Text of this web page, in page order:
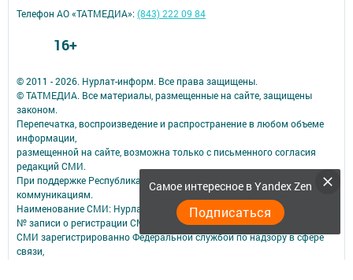
Самое интересное в Yandex Zen
Подписаться
© 2011 - 2026. Нурлат-⁠информ. Все права защищены.
© ТАТМЕДИА. Все материалы, размещенные на сайте, защищены
законом.
Перепечатка, воспроизведение и распространение в любом объеме
информации,
размещенной на сайте, возможна только с письменного согласия
редакций СМИ.
При поддержке Республиканского агентства по печати и массовым
коммуникациям.
Наименование СМИ: Нурлат-⁠информ
№ записи о регистрации СМИ, дата: ЭЛ № ФС 77 -⁠ 73782 от 05.10.2018
СМИ зарегистрированно Федеральной службой по надзору в сфере
связи,
Телефон АО «ТАТМЕДИА»:(843) 222 09 84
16+